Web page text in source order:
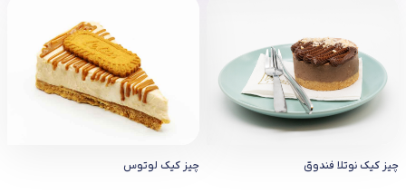
چیز کیک نوتلا فندوق چیز کیک لوتوس